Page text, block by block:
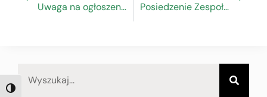
TOGGLE HIGH CONTRAST
Uwaga na ogłoszenia „sprzedam koszty VAT – sprzedam faktury” Posiedzenie Zespołu ds. budżetu wynagrodzeń i świadczeń socjalnych RDS